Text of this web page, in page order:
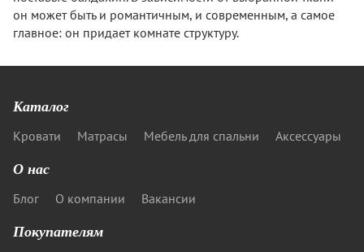
он может быть и романтичным, и современным, а самое
главное: он придает комнате структуру.
Каталог
Кровати Матрасы Мебель для спальни Аксессуары
О нас
Блог О компании Вакансии
Покупателям